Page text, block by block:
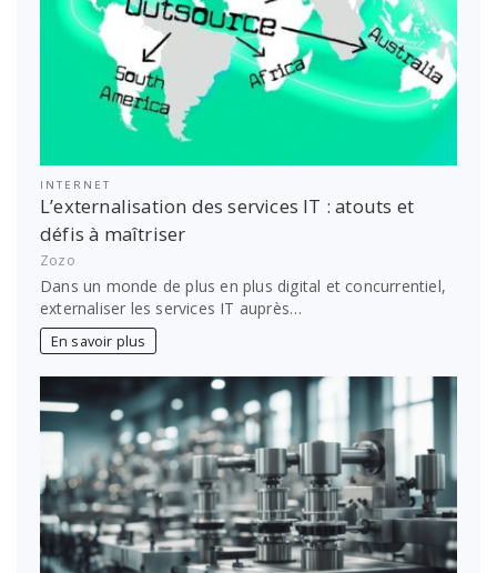
INTERNET
L’externalisation des services IT : atouts et
défis à maîtriser
Zozo
Dans un monde de plus en plus digital et concurrentiel,
externaliser les services IT auprès…
En savoir plus